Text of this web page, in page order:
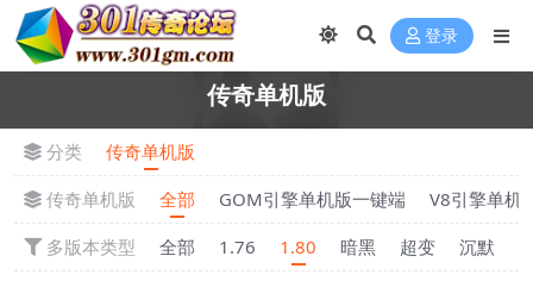
登录
传奇单机版
分类
传奇单机版
传奇单机版
全部 GOM引擎单机版一键端
V8引擎单机
多版本类型
全部 1.76 1.80 暗黑 超变 沉默